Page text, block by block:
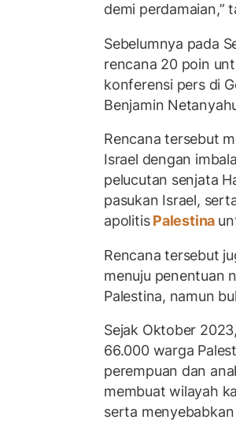
demi perdamaian,”
Sebelumnya pada
rencana 20 poin
konferensi pers di
Benjamin
Rencana tersebut
Israel dengan
pelucutan senjata
pasukan Israel,
apolitisPalestina
Rencana tersebut
menuju penentuan
Palestina, namun
Sejak Oktober
66.000 warga
perempuan dan
membuat wilayah
serta